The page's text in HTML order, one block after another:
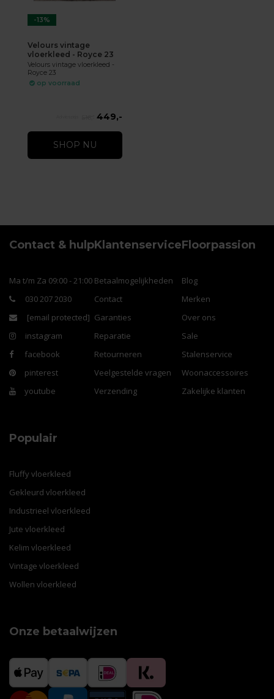
-13%
Velours vintage
vloerkleed - Royce 23
Velours vintage vloerkleed -
Royce 23
op voorraad
449,-
SHOP NU
Contact & hulp
Ma t/m Za 09:00 - 21:00
030 207 2030
[email protected]
instagram
facebook
pinterest
youtube
Klantenservice
Betaalmogelijkheden
Contact
Garanties
Reparatie
Retourneren
Veelgestelde vragen
Verzending
Floorpassion
Blog
Merken
Over ons
Sale
Stalenservice
Woonaccessoires
Zakelijke klanten
Populair
Fluffy vloerkleed
Gekleurd vloerkleed
Industrieel vloerkleed
Jute vloerkleed
Kelim vloerkleed
Vintage vloerkleed
Wollen vloerkleed
Onze betaalwijzen